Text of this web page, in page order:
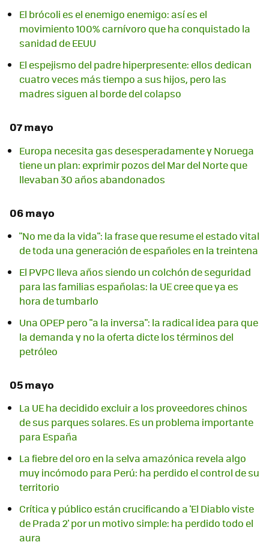
El brócoli es el enemigo enemigo: así es el
movimiento 100% carnívoro que ha conquistado la
sanidad de EEUU
El espejismo del padre hiperpresente: ellos dedican
cuatro veces más tiempo a sus hijos, pero las
madres siguen al borde del colapso
07 mayo
Europa necesita gas desesperadamente y Noruega
tiene un plan: exprimir pozos del Mar del Norte que
llevaban 30 años abandonados
06 mayo
"No me da la vida": la frase que resume el estado vital
de toda una generación de españoles en la treintena
El PVPC lleva años siendo un colchón de seguridad
para las familias españolas: la UE cree que ya es
hora de tumbarlo
Una OPEP pero "a la inversa": la radical idea para que
la demanda y no la oferta dicte los términos del
petróleo
05 mayo
La UE ha decidido excluir a los proveedores chinos
de sus parques solares. Es un problema importante
para España
La fiebre del oro en la selva amazónica revela algo
muy incómodo para Perú: ha perdido el control de su
territorio
Crítica y público están crucificando a 'El Diablo viste
de Prada 2' por un motivo simple: ha perdido todo el
aura